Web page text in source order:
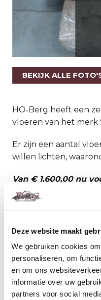
Deze website maakt
We gebruiken cookies
personaliseren, om
en om ons
informatie over uw
partners voor social
BEKIJK ALLE
HO-Berg heeft een
vloeren van het merk
Er zijn een aantal
willen lichten,
Van € 1.600,00 nu
Type
Tudor
Oak
Antique
Eiken